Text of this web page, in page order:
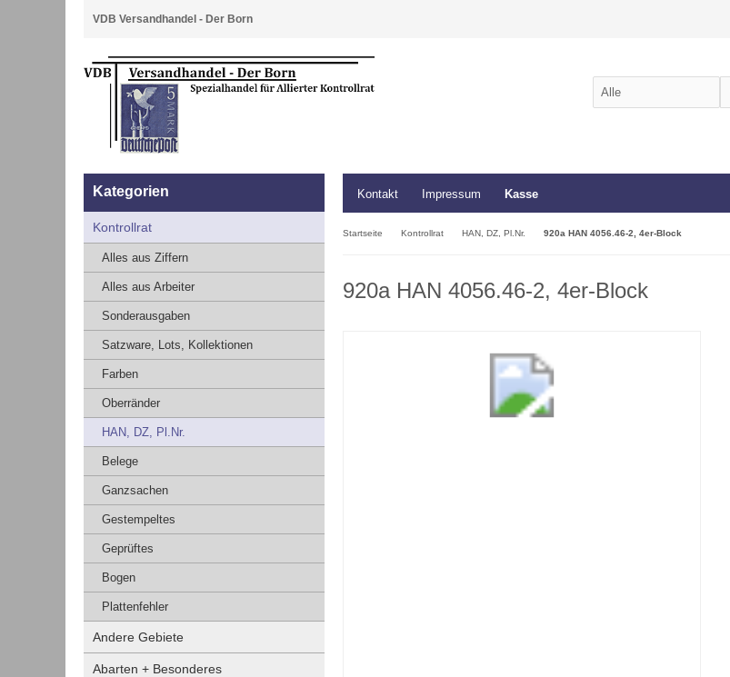
VDB Versandhandel - Der Born
Kontakt Impressum Kasse
Startseite Kontrollrat HAN, DZ, Pl.Nr. 920a HAN 4056.46-2, 4er-Block
920a HAN 4056.46-2, 4er-Block
Kategorien
Kontrollrat
Alles aus Ziffern
Alles aus Arbeiter
Sonderausgaben
Satzware, Lots, Kollektionen
Farben
Oberränder
HAN, DZ, Pl.Nr.
Belege
Ganzsachen
Gestempeltes
Geprüftes
Bogen
Plattenfehler
Andere Gebiete
Abarten + Besonderes